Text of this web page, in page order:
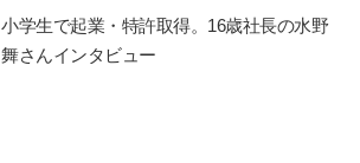
小学生で起業・特許取得。16歳社長の水野
舞さんインタビュー